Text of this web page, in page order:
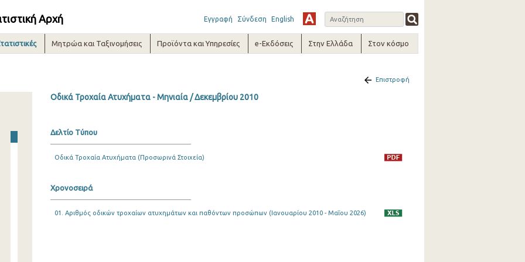
Αρχή Εγγραφή Σύνδεση English
Μητρώα και Ταξινομήσεις Προϊόντα και Υπηρεσίες e-Εκδόσεις Στην Ελλάδα Στον κόσμο
Επιστροφή
Οδικά Τροχαία Ατυχήματα - Μηνιαία / Δεκεμβρίου 2010
Δελτίο Τύπου
Οδικά Τροχαία Ατυχήματα (Προσωρινά Στοιχεία)
Χρονοσειρά
01. Αριθμός οδικών τροχαίων ατυχημάτων και παθόντων προσώπων (Ιανουαρίου 2010 - Μαΐου 2026)